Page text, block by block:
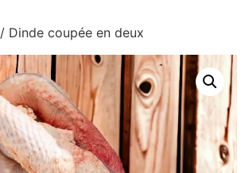
/ Dinde coupée en deux